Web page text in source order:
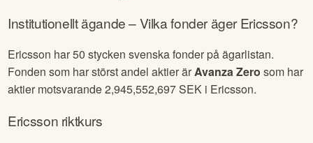
Institutionellt ägande – Vilka fonder ägerEricsson?
Ericsson har50 stycken svenska fonder på ägarlistan.
Fonden som har störst andel aktier ärAvanza Zero som har
aktier motsvarande2,945,552,697SEK i Ericsson.
Ericsson riktkurs